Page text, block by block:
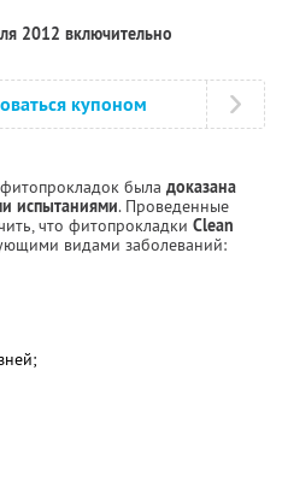
2012 включительно
купоном
была доказана
испытаниями. Проведенные
что фитопрокладки Clean
видами заболеваний: